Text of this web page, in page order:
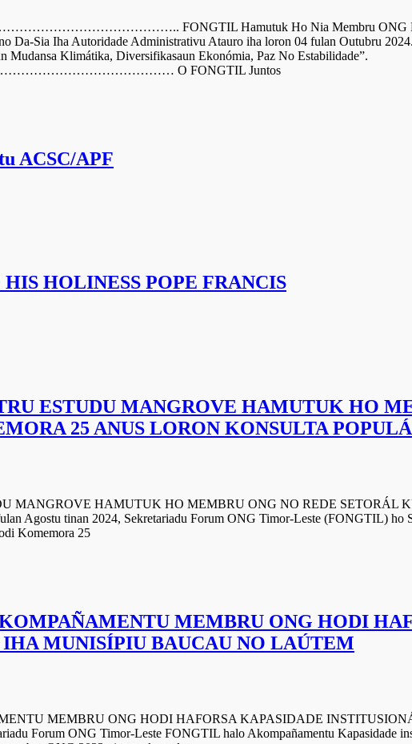
FONGTIL Hamutuk Ho Nia Membru ONG No Rede
Da-Sia Iha Autoridade Administrativu Atauro iha loron 04 fulan Outubru
Klimátika, Diversifikasaun Ekonómia, Paz No Estabilidade”.
O FONGTIL Juntos
ACSC/APF
HOLINESS POPE FRANCIS
ESTUDU MANGROVE HAMUTUK HO
25 ANUS LORON KONSULTA
MANGROVE HAMUTUK HO MEMBRU ONG NO REDE SETORÁL
Agostu tinan 2024, Sekretariadu Forum ONG Timor-Leste (FONGTIL) ho
Komemora 25
MEMBRU ONG HODI
MUNISÍPIU BAUCAU NO LAÚTEM
MEMBRU ONG HODI HAFORSA KAPASIDADE
Forum ONG Timor-Leste FONGTIL halo Akompañamentu Kapasidade